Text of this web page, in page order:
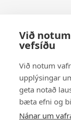
Við
vefsíðu
Við notum
upplýsingar
geta notað
bæta efni og
Nánar um